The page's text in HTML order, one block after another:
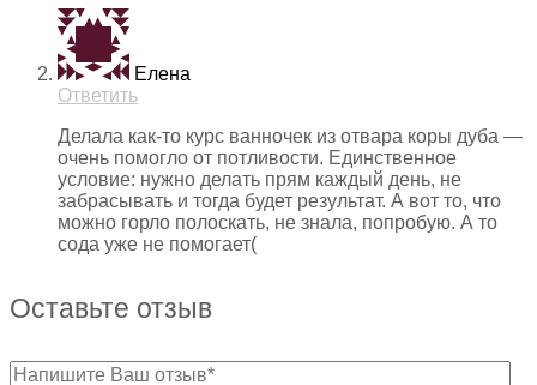
Елена
Ответить
Делала как-то курс ванночек из отвара коры дуба —
очень помогло от потливости. Единственное
условие: нужно делать прям каждый день, не
забрасывать и тогда будет результат. А вот то, что
можно горло полоскать, не знала, попробую. А то
сода уже не помогает(
Оставьте отзыв